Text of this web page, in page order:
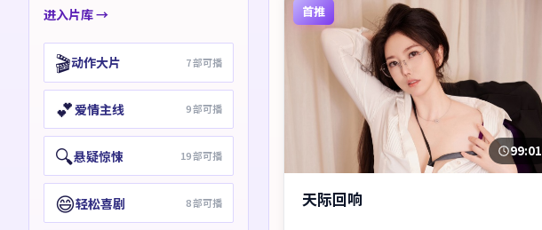
进入片库 →
🎬动作大片 7部可播
💕爱情主线 9部可播
🔍悬疑惊悚 19部可播
😄轻松喜剧 8部可播
首推
99:01
天际回响